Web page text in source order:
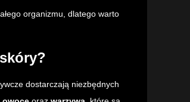
organizmu, dlatego warto
dostarczają niezbędnych